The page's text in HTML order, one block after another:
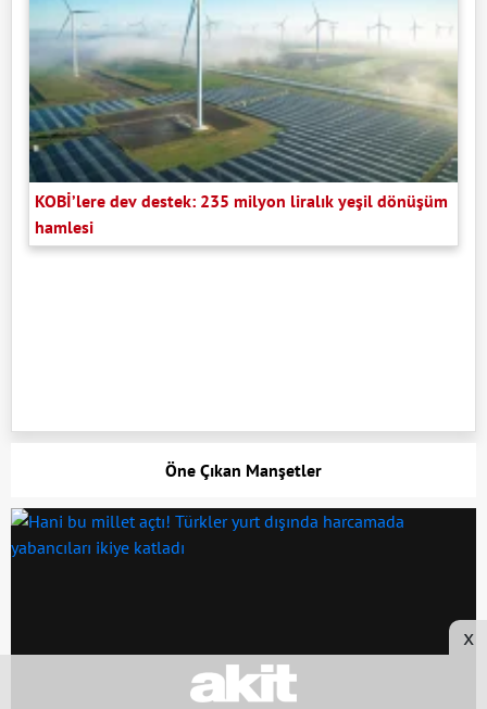
KOBİ’lere dev destek: 235 milyon liralık yeşil dönüşüm
hamlesi
Öne Çıkan Manşetler
x